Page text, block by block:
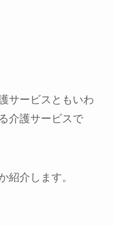
サービスともいわ
介護サービスで
紹介します。